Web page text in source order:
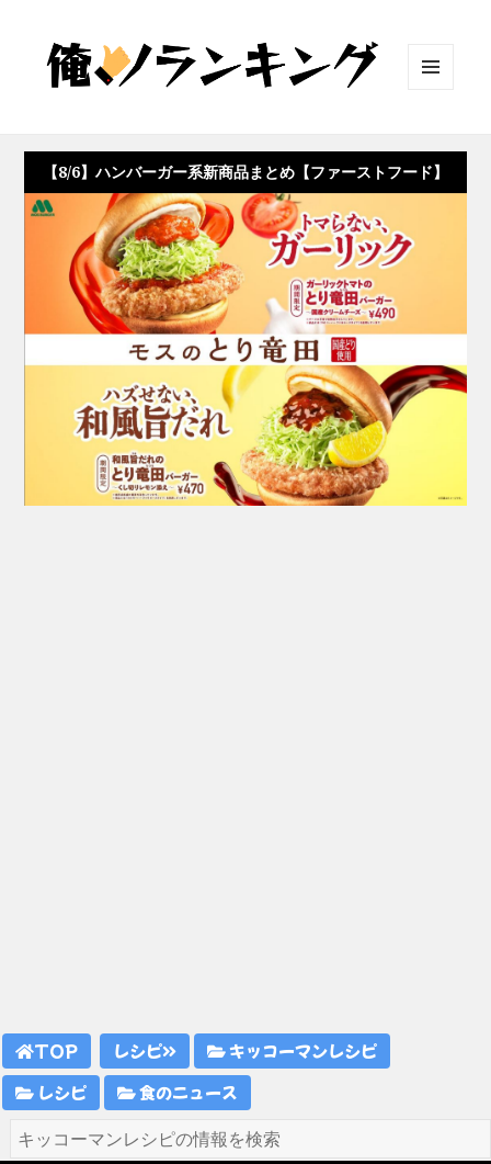
ット
【8/6】ハンバーガー系新商品まとめ【ファーストフード】
TOP レシピ
キッコーマンレシピ
レシピ
食のニュース